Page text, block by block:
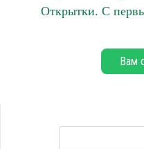
Открытки. С
Вам